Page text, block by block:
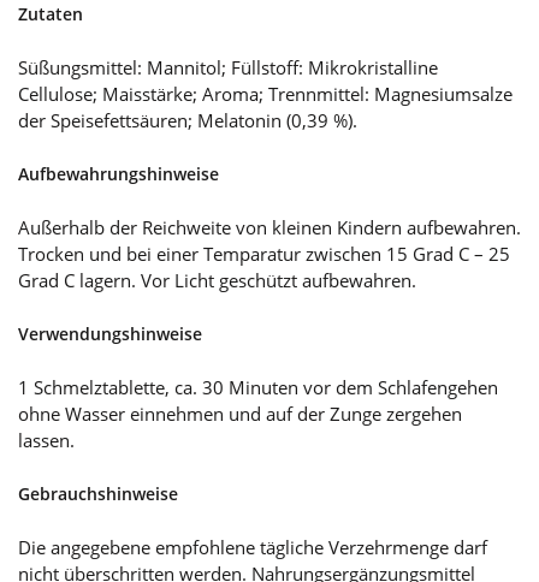
Zutaten
Süßungsmittel: Mannitol; Füllstoff: Mikrokristalline
Cellulose; Maisstärke; Aroma; Trennmittel: Magnesiumsalze
der Speisefettsäuren; Melatonin (0,39 %).
Aufbewahrungshinweise
Außerhalb der Reichweite von kleinen Kindern aufbewahren.
Trocken und bei einer Temparatur zwischen 15 Grad C – 25
Grad C lagern. Vor Licht geschützt aufbewahren.
Verwendungshinweise
1 Schmelztablette, ca. 30 Minuten vor dem Schlafengehen
ohne Wasser einnehmen und auf der Zunge zergehen
lassen.
Gebrauchshinweise
Die angegebene empfohlene tägliche Verzehrmenge darf
nicht überschritten werden. Nahrungsergänzungsmittel